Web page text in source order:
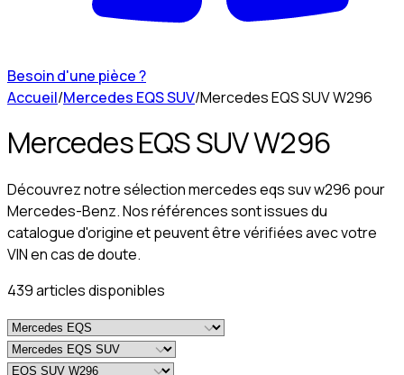
Besoin d'une pièce ?
Accueil/Mercedes EQS SUV/Mercedes EQS SUV W296
Mercedes EQS SUV W296
Découvrez notre sélection mercedes eqs suv w296 pour
Mercedes-Benz. Nos références sont issues du
catalogue d'origine et peuvent être vérifiées avec votre
VIN en cas de doute.
439articlesdisponibles